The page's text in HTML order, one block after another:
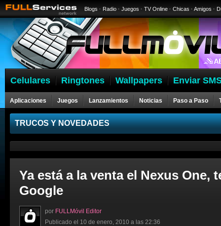
Blogs · Radio · Juegos · TV Online · Chicas · Amigos ·
Celulares Ringtones Wallpapers Enviar
Aplicaciones Juegos Lanzamientos Noticias Paso a Paso
Celulares
TRUCOS Y NOVEDADES
Ya está a la venta el Nexus One,
Google
por FULLMóvil Editor
Publicado el 10 de enero, 2010 a las 22:36